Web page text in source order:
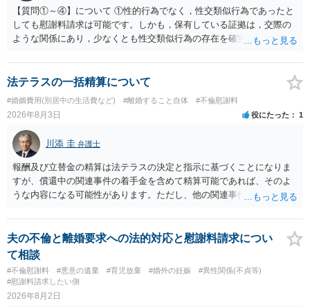
め、未就学のお子様について貴方が主として養育しているのであれ
ば、保育園等への送迎、食事・入浴・寝かしつけ等の日常的な育児、
通院や予防接種への対応、保育園との連絡、夫婦それぞれの勤務状
況、別居後にどのような養育環境を用意できるかといった、これまで
の監護実績や今後の生活状況について整理しておくとよいでしょう。
養育費については、離婚後も父母双方がそれぞれの収入に応じて負担
するのが原則となります。
【質問①～④】について ①性的行為でなく，性交類似行為であったと
しても慰謝料請求は可能です。しかも，保有している証拠は，交際の
ような関係にあり，少なくとも性交類似行為の存在を確実に証明でき
ことを窺わせるものです。）。ですから，慰謝料請求を進めることで
よいと思います。 ただ．慰謝料額については，婚姻破綻に至っていな
いとして，この点を考慮されることになるかもしれません。 ②夫との
今後のことを考えて書いてもらうか否かを検討するのがよいと思いま
す。今ある証拠以上のことを証明（証明力を強めることも含む）でき
るのであれば，前向きに検討を進めるという考え方でもよいでしょ
う。慰謝料請求としては証拠として使えることが前提であり，その価
値と夫との関係との均衡のように思います。 ③行政書士に委任をして
いるのであれば，どのような内容の委任なのか不明ですが，その行政
書士との協議になると思います。請求するか，訴訟にするか，その点
の見極めや，相手方は性交類似行為は認めているのか，それさえも否
定しているのかによって，考え方・進め方は変わってくると思いま
す。 ④性交類似行為を認めているにもかかわらず支払を拒否するので
あれば，本人（行政書士でも同じだと思います。）への対応ではあま
り変わらないように思います。減額で折り合えるなら本人様の交渉で
もよいように思いますが，ゼロかどうかの観点であれば，訴訟に進む
しかなくなるようにも思います。そうしますと，お近くの弁護士に相
談して進めることを検討した方がよいようにも思います。
法テラスの一括精算について
#婚姻費用(別居中の生活費など) #離婚すること自体 #不倫慰謝料
2026年8月3日 役にたった 1
川添 圭 弁護士
報酬及び立替金の精算は法テラスの決定と指示に基づくことになりま
すが、償還中の関連事件の着手金を含めて精算可能であれば、そのよ
うな内容になる可能性があります。ただし、他の関連事件でも相手方
情によって対応が違いますので、法テラスへお尋ねいただいた方が確
実です。
夫の不倫と離婚要求への法的対応と慰謝料請求につい
て相談
#不倫慰謝料 #悪意の遺棄 #育児放棄 #婚外の妊娠
#異性関係(不貞等)
#慰謝料請求したい側
2026年8月2日